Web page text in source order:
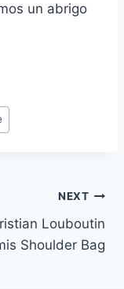
un abrigo
NEXT
Louboutin
Shoulder Bag